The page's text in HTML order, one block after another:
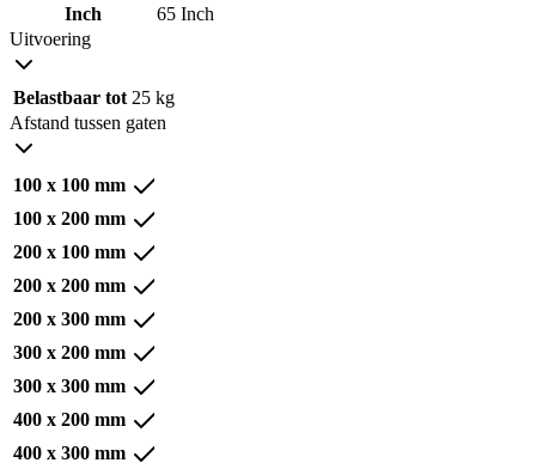
Inch
65 Inch
Uitvoering
Belastbaar tot 25 kg
Afstand tussen gaten
100 x 100 mm
100 x 200 mm
200 x 100 mm
200 x 200 mm
200 x 300 mm
300 x 200 mm
300 x 300 mm
400 x 200 mm
400 x 300 mm